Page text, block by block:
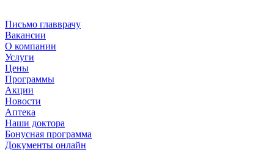
Письмо главврачу
Вакансии
О компании
Услуги
Цены
Программы
Акции
Новости
Аптека
Наши доктора
Бонусная программа
Документы онлайн